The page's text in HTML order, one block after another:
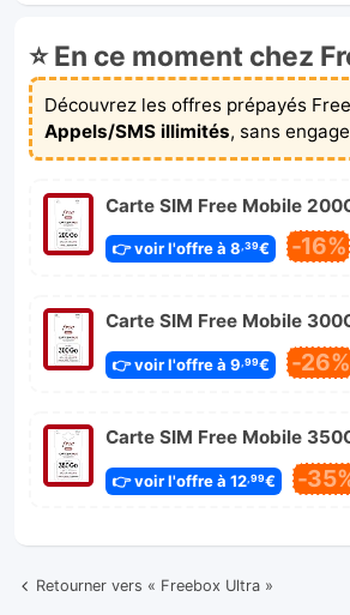
⭐ En ce moment chez
Découvrez les offres prépayés
Appels/SMS illimités, sans
Carte SIM Free Mobile
👉 voir l'offre à 8 ,39€ -16%
Carte SIM Free Mobile
👉 voir l'offre à 9 ,99€ -26%
Carte SIM Free Mobile
👉 voir l'offre à 12,99€ -
Retourner vers « Freebox Ultra »